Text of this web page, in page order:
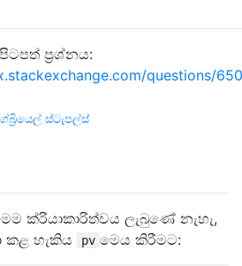
ප්‍රශ්නය:
questions/
ස්ටැපල්ස්
ක්රියාකාරිත්වය ලැබුණේ නැහැ,
කළ හැකිය
pv මෙය කිරීමට: